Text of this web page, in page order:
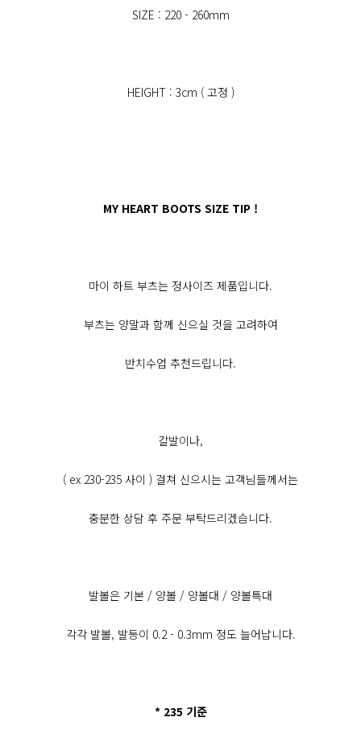
SIZE : 220 - 260mm
HEIGHT : 3cm ( 고정 )
MY HEART BOOTS SIZE TIP !
마이 하트 부츠는 정사이즈 제품입니다.
부츠는 양말과 함께 신으실 것을 고려하여
반치수업 추천드립니다.
칼발이나,
( ex 230-235 사이 ) 걸쳐 신으시는 고객님들께서는
충분한 상담 후 주문 부탁드리겠습니다.
발볼은 기본 / 양볼 / 양볼대 / 양볼특대
각각 발볼, 발등이 0.2 - 0.3mm 정도 늘어납니다.
* 235 기준